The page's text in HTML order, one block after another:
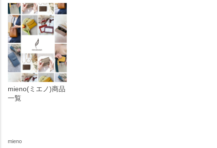
mieno(ミエノ)商品
一覧
mieno